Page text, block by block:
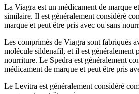
La Viagra est un médicament de marque
similaire. Il est généralement considéré
marque et peut être pris avec ou sans
Les comprimés de Viagra sont fabriqués
molécule sildenafil, et il est généralement
nourriture. Le Spedra est généralement
médicament de marque et peut être pris
Le Levitra est généralement considéré